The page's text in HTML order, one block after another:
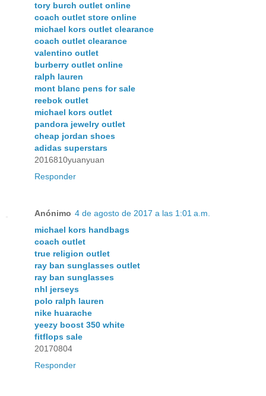
tory burch outlet online
coach outlet store online
michael kors outlet clearance
coach outlet clearance
valentino outlet
burberry outlet online
ralph lauren
mont blanc pens for sale
reebok outlet
michael kors outlet
pandora jewelry outlet
cheap jordan shoes
adidas superstars
2016810yuanyuan
Responder
Anónimo 4 de agosto de 2017 a las 1:01 a.m.
michael kors handbags
coach outlet
true religion outlet
ray ban sunglasses outlet
ray ban sunglasses
nhl jerseys
polo ralph lauren
nike huarache
yeezy boost 350 white
fitflops sale
20170804
Responder